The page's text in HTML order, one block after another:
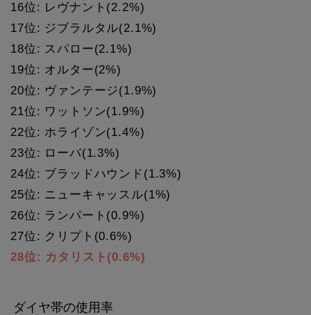
16位: レヴナント(2.2%)
17位: ジブラルタル(2.1%)
18位: スパロー(2.1%)
19位: オルター(2%)
20位: ヴァンテージ(1.9%)
21位: ワットソン(1.9%)
22位: ホライゾン(1.4%)
23位: ローバ(1.3%)
24位: ブラッドハウンド(1.3%)
25位: ニューキャッスル(1%)
26位: ランパート(0.9%)
27位: クリプト(0.6%)
28位: カタリスト(0.6%)
ダイヤ帯の使用率